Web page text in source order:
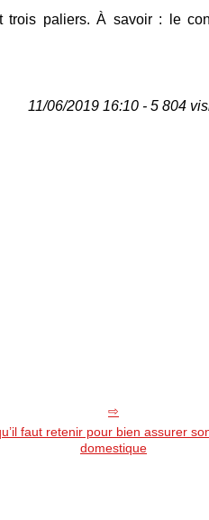
trois paliers. À savoir : le
11/06/2019 16:10 - 5 804
faut retenir pour bien assurer
domestique